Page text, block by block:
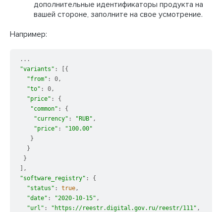
дополнительные идентификаторы продукта на
вашей стороне, заполните на свое усмотрение.
Например:
"variants" : [{
"from" : 0,
"to" : 0,
"price" : {
"common" : {
"currency" : "RUB" ,
"price" :
"100.00"
   }
  }
}
"software_registry" : {
"status" : true,
"date" : "2020-10-15" ,
"url" : "https://reestr.digital.gov.ru/reestr/111" ,